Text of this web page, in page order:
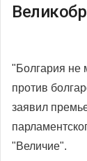
"Болгария не
против
заявил
"Величие".